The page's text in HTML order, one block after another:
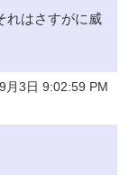
れはさすがに威
月3日 9:02:59 PM